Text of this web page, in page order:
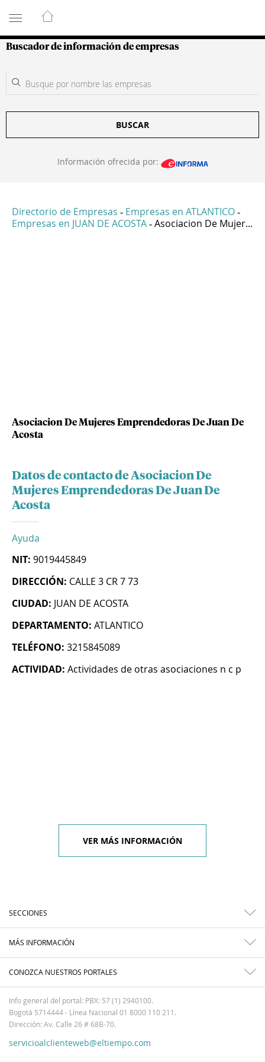
Guía de Empresas Colombianas
Buscador de información de empresas
BUSCAR
Información ofrecida por:
Directorio de Empresas - Empresas en ATLANTICO -
Empresas en JUAN DE ACOSTA - Asociacion De Mujer...
Asociacion De Mujeres Emprendedoras De Juan De
Acosta
Datos de contacto de Asociacion De
Mujeres Emprendedoras De Juan De
Acosta
Ayuda
NIT: 9019445849
DIRECCIÓN: CALLE 3 CR 7 73
CIUDAD: JUAN DE ACOSTA
DEPARTAMENTO: ATLANTICO
TELÉFONO: 3215845089
ACTIVIDAD: Actividades de otras asociaciones n c p
VER MÁS INFORMACIÓN
SECCIONES
MÁS INFORMACIÓN
CONOZCA NUESTROS PORTALES
Info general del portal: PBX: 57 (1) 2940100.
Bogotá 5714444 - Línea Nacional 01 8000 110 211.
Dirección: Av. Calle 26 # 68B-70.
servicioalclienteweb@eltiempo.com